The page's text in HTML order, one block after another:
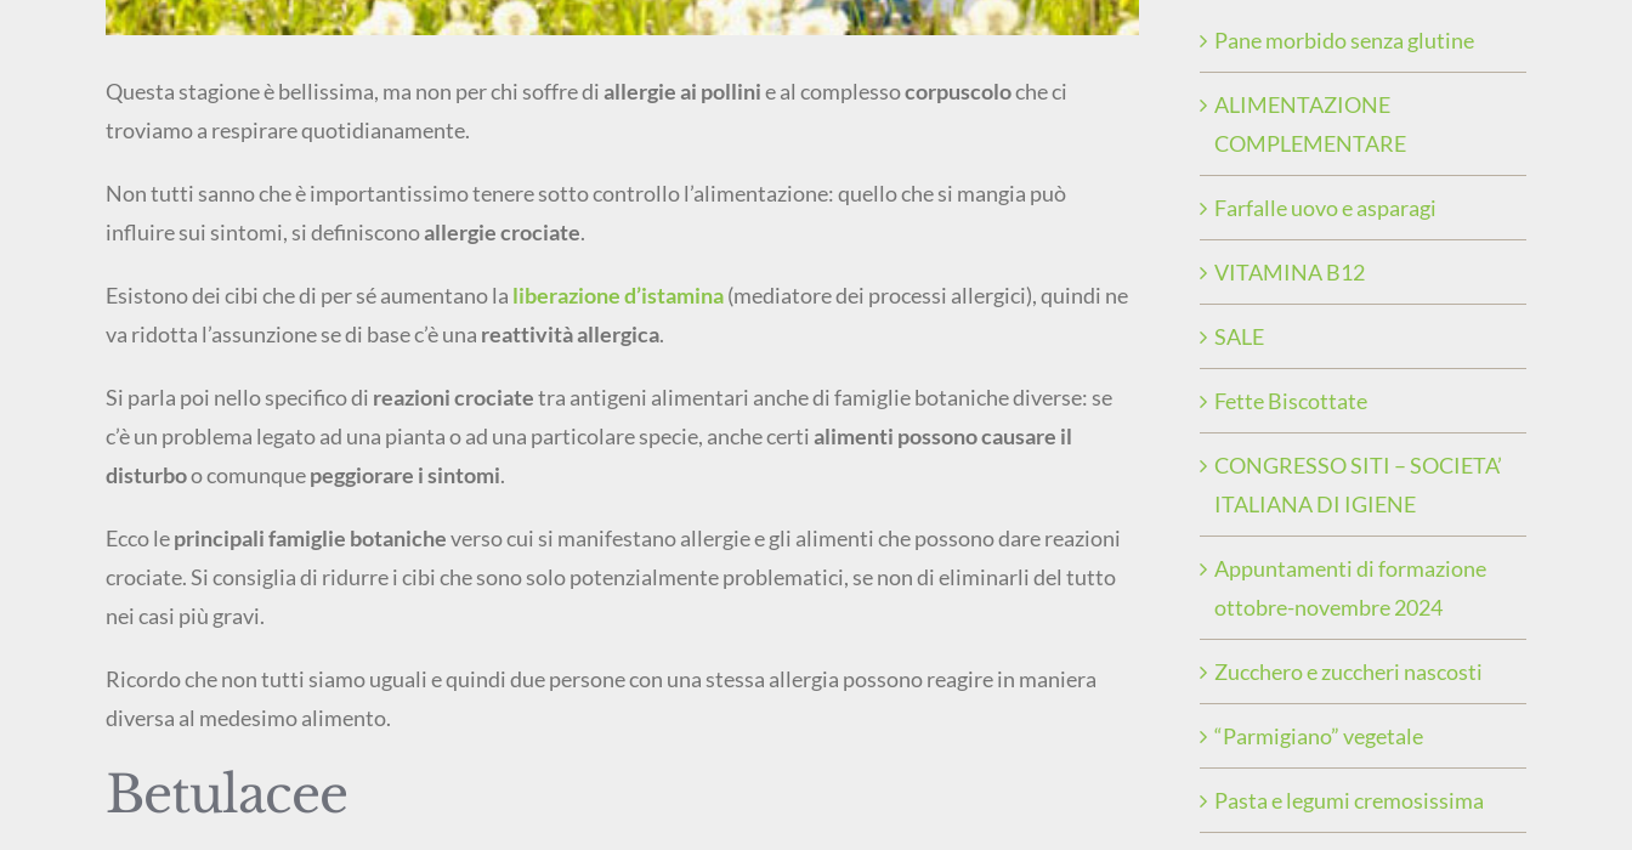
Questa stagione è bellissima, ma non per chi soffre diallergie ai pollinie al complessocorpuscoloche ci
troviamo a respirare quotidianamente.
Non tutti sanno che è importantissimo tenere sotto controllo l’alimentazione: quello che si mangia può
influire sui sintomi, si definisconoallergie crociate.
Esistono dei cibi che di per sé aumentano la liberazione d’istamina(mediatore dei processi allergici), quindi ne
va ridotta l’assunzione se di base c’è una reattività allergica.
Si parla poi nello specifico di reazioni crociatetra antigeni alimentari anche di famiglie botaniche diverse: se
c’è un problema legato ad una pianta o ad una particolare specie, anche certialimenti possono causare il
disturboo comunquepeggiorare i sintomi.
Ecco leprincipali famiglie botanicheverso cui si manifestano allergie e gli alimenti che possono dare reazioni
crociate. Si consiglia di ridurre i cibi che sono solo potenzialmente problematici, se non di eliminarli del tutto
nei casi più gravi.
Ricordo che non tutti siamo uguali e quindi due persone con una stessa allergia possono reagire in maniera
diversa al medesimo alimento.
Betulacee
Pane morbido senza glutine
ALIMENTAZIONE
COMPLEMENTARE
Farfalle uovo e asparagi
VITAMINA B12
SALE
Fette Biscottate
CONGRESSO SITI – SOCIETA’
ITALIANA DI IGIENE
Appuntamenti di formazione
ottobre-novembre 2024
Zucchero e zuccheri nascosti
“Parmigiano” vegetale
Pasta e legumi cremosissima